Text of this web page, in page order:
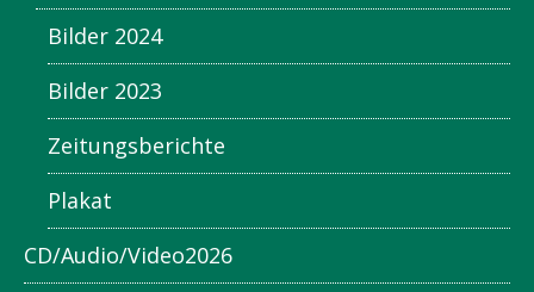
Bilder 2024
Bilder 2023
Zeitungsberichte
Plakat
CD/Audio/Video2026